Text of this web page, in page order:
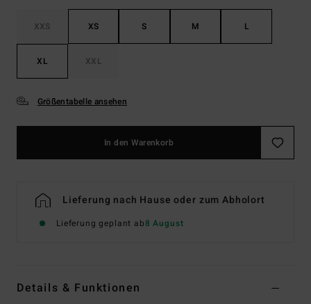
XXS XS S M L
XL XXL
Größentabelle ansehen
In den Warenkorb
Lieferung nach Hause oder zum Abholort
Lieferung geplant ab8 August
Details & Funktionen